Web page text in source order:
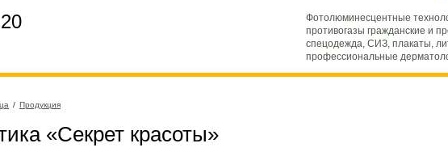
Фотолюминесцентные
противогазы гражданские и
спецодежда, СИЗ, плакаты,
профессиональные
/ Продукция
«Секрет красоты»